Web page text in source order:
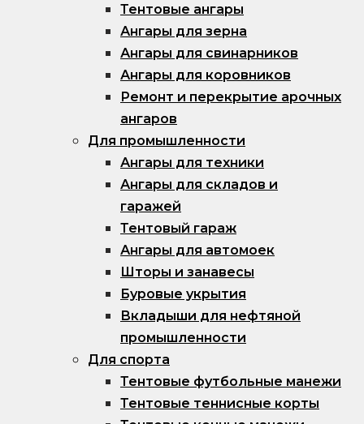
Тентовые ангары
Ангары для зерна
Ангары для свинарников
Ангары для коровников
Ремонт и перекрытие арочных
ангаров
Для промышленности
Ангары для техники
Ангары для складов и
гаражей
Тентовый гараж
Ангары для автомоек
Шторы и занавесы
Буровые укрытия
Вкладыши для нефтяной
промышленности
Для спорта
Тентовые футбольные манежи
Тентовые теннисные корты